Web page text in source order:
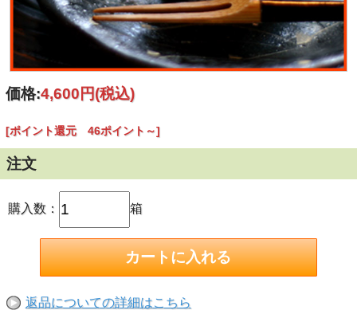
価格:4,600円(税込)
[ポイント還元 46ポイント～]
注文
購入数： 箱
返品についての詳細はこちら